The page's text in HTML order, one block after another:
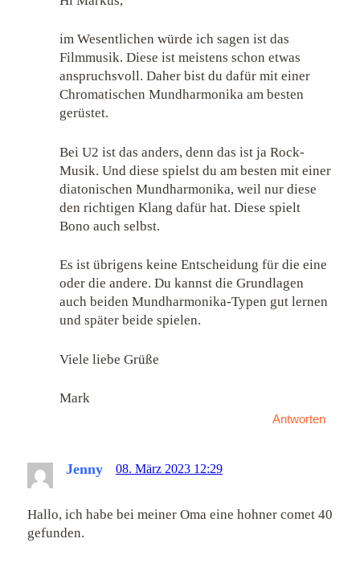
im Wesentlichen würde ich sagen ist das
Filmmusik. Diese ist meistens schon etwas
anspruchsvoll. Daher bist du dafür mit einer
Chromatischen Mundharmonika am besten
gerüstet.
Bei U2 ist das anders, denn das ist ja Rock-
Musik. Und diese spielst du am besten mit einer
diatonischen Mundharmonika, weil nur diese
den richtigen Klang dafür hat. Diese spielt
Bono auch selbst.
Es ist übrigens keine Entscheidung für die eine
oder die andere. Du kannst die Grundlagen
auch beiden Mundharmonika-Typen gut lernen
und später beide spielen.
Viele liebe Grüße
Mark
Antworten
Jenny 08. März 2023 12:29
Hallo, ich habe bei meiner Oma eine hohner comet 40
gefunden.